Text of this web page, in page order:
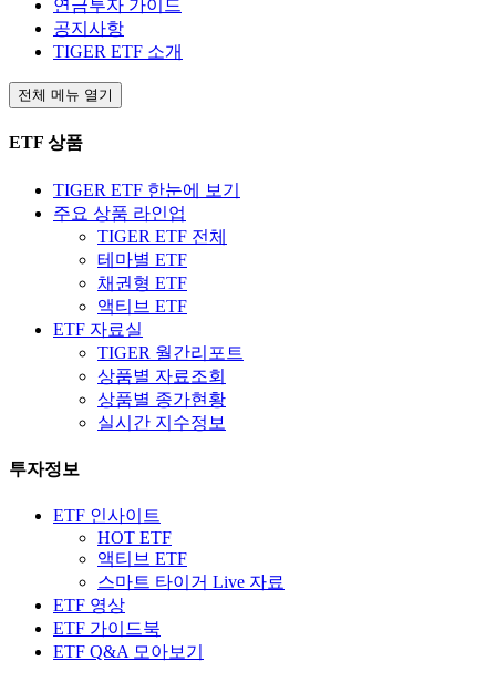
연금투자 가이드
공지사항
TIGER ETF 소개
전체 메뉴 열기
ETF 상품
TIGER ETF 한눈에 보기
주요 상품 라인업
TIGER ETF 전체
테마별 ETF
채권형 ETF
액티브 ETF
ETF 자료실
TIGER 월간리포트
상품별 자료조회
상품별 종가현황
실시간 지수정보
투자정보
ETF 인사이트
HOT ETF
액티브 ETF
스마트 타이거 Live 자료
ETF 영상
ETF 가이드북
ETF Q&A 모아보기